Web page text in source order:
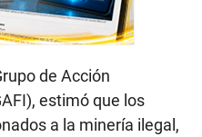
de Acción
estimó que los
a la minería ilegal,